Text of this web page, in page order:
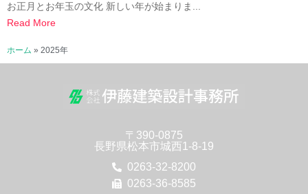
お正月とお年玉の文化 新しい年が始まりま...
Read More
ホーム » 2025年
〒390-0875
長野県松本市城西1-8-19
0263-32-8200
0263-36-8585